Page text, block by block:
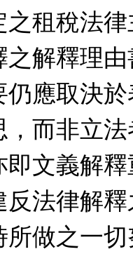
之租稅法
之解釋理
仍應取決
，而非立
即文義解
反法律解
所做之一